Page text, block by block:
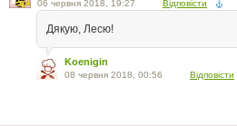
06 червня 2018, 19:27 Відповісти
Дякую, Лесю!
Koenigin
08 червня 2018, 00:56 Відповісти